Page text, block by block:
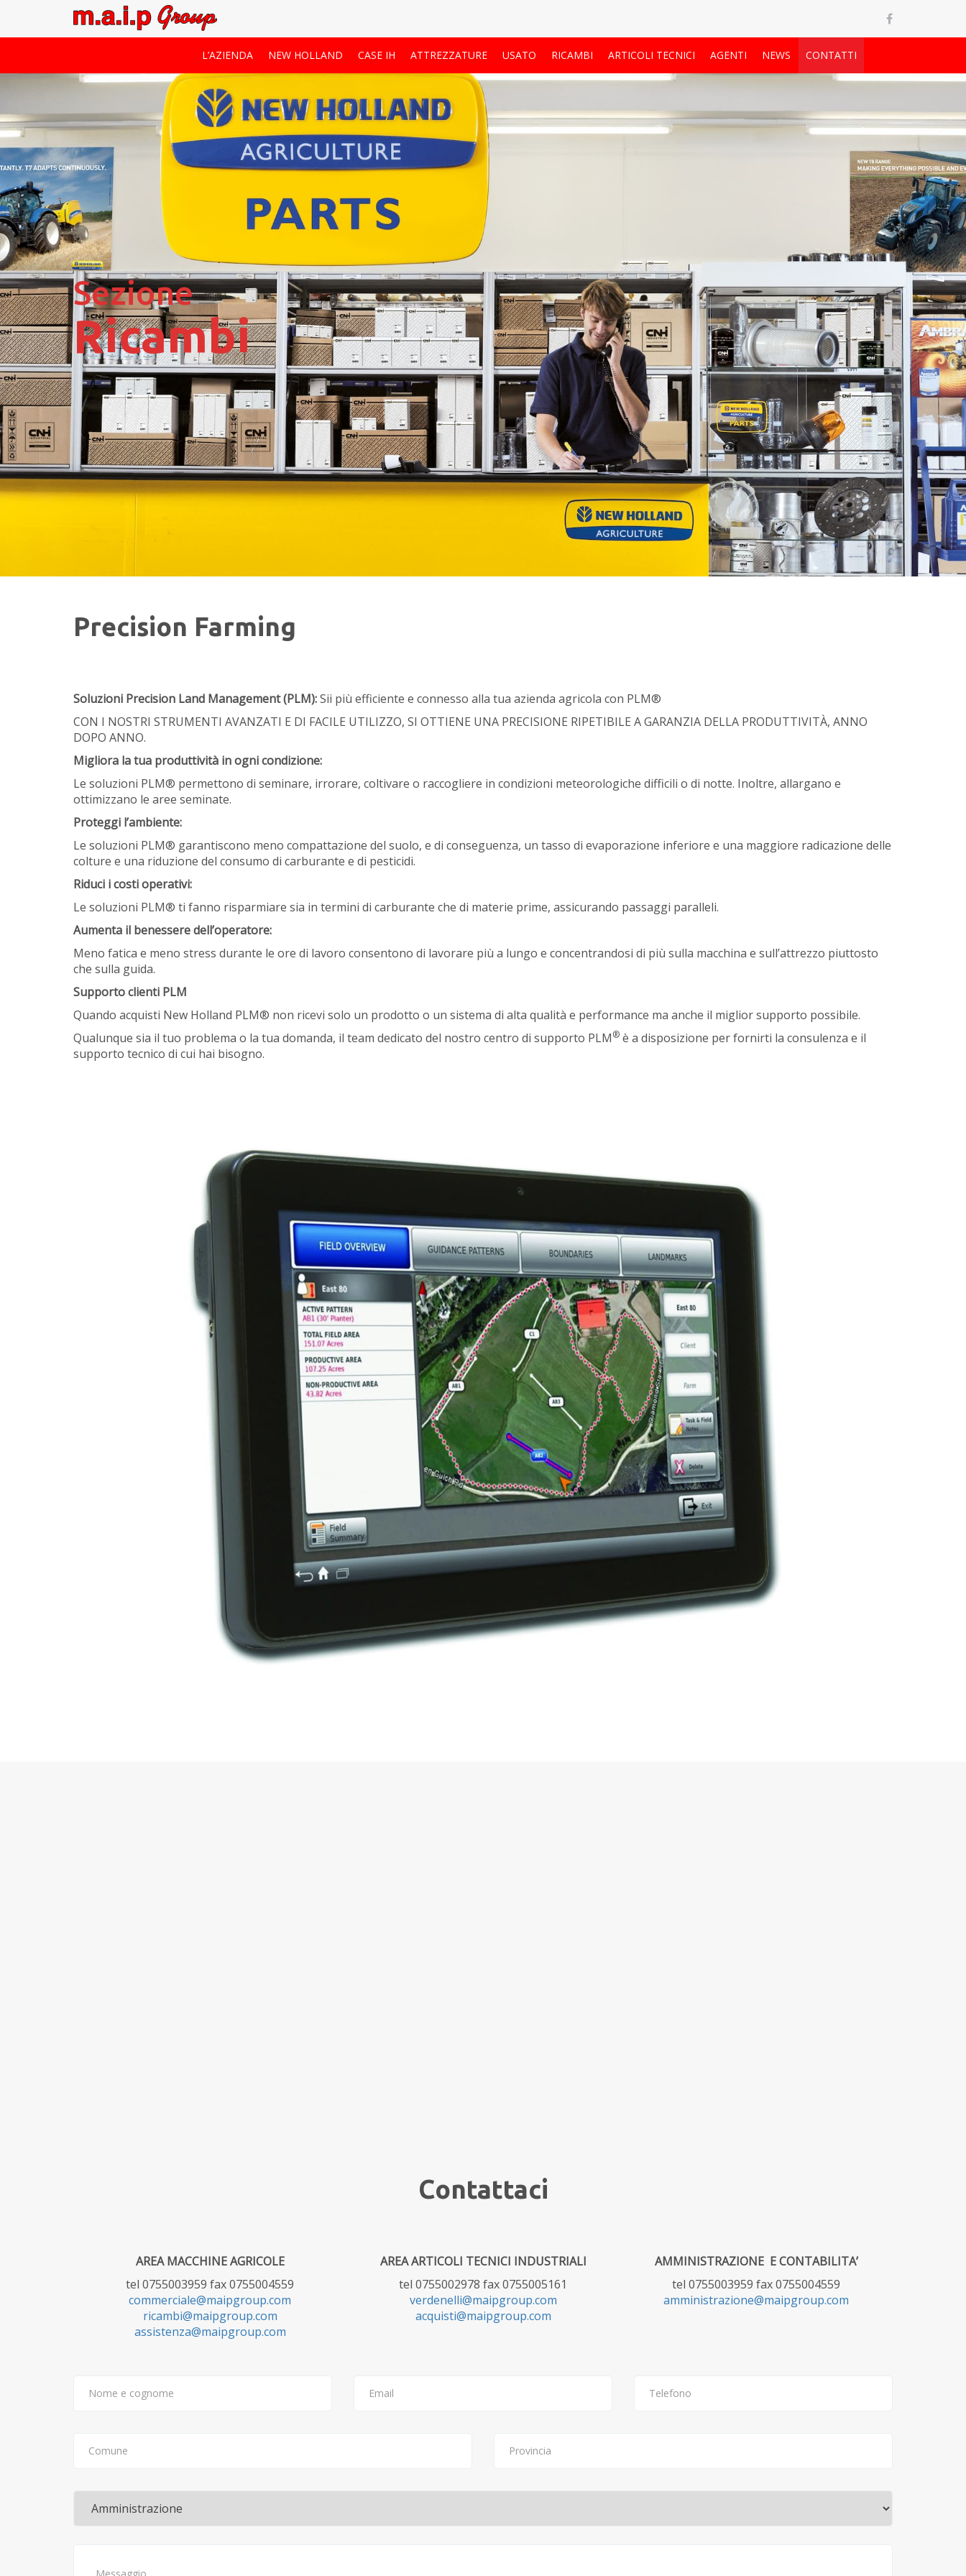
L’AZIENDA NEW HOLLAND CASE IH ATTREZZATURE USATO RICAMBI ARTICOLI TECNICI AGENTI NEWS CONTATTI
Sezione
Ricambi
Precision Farming
Soluzioni Precision Land Management (PLM):Sii più efficiente e connesso alla tua azienda agricola con PLM®
CON I NOSTRI STRUMENTI AVANZATI E DI FACILE UTILIZZO, SI OTTIENE UNA PRECISIONE RIPETIBILE A GARANZIA DELLA PRODUTTIVITÀ, ANNO
DOPO ANNO.
Migliora la tua produttività in ogni condizione:
Le soluzioni PLM® permettono di seminare, irrorare, coltivare o raccogliere in condizioni meteorologiche difficili o di notte. Inoltre, allargano e
ottimizzano le aree seminate.
Proteggi l’ambiente:
Le soluzioni PLM® garantiscono meno compattazione del suolo, e di conseguenza, un tasso di evaporazione inferiore e una maggiore radicazione delle
colture e una riduzione del consumo di carburante e di pesticidi.
Riduci i costi operativi:
Le soluzioni PLM® ti fanno risparmiare sia in termini di carburante che di materie prime, assicurando passaggi paralleli.
Aumenta il benessere dell’operatore:
Meno fatica e meno stress durante le ore di lavoro consentono di lavorare più a lungo e concentrandosi di più sulla macchina e sull’attrezzo piuttosto
che sulla guida.
Supporto clienti PLM
Quando acquisti New Holland PLM® non ricevi solo un prodotto o un sistema di alta qualità e performance ma anche il miglior supporto possibile.
Qualunque sia il tuo problema o la tua domanda, il team dedicato del nostro centro di supporto PLM® è a disposizione per fornirti la consulenza e il
supporto tecnico di cui hai bisogno.
Contattaci
AREA MACCHINE AGRICOLE
tel 0755003959 fax 0755004559
commerciale@maipgroup.com
ricambi@maipgroup.com
assistenza@maipgroup.com
AREA ARTICOLI TECNICI INDUSTRIALI
tel 0755002978 fax 0755005161
verdenelli@maipgroup.com
acquisti@maipgroup.com
AMMINISTRAZIONE E CONTABILITA’
tel 0755003959 fax 0755004559
amministrazione@maipgroup.com